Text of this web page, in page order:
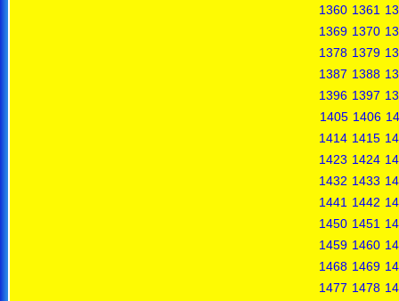
1360 1361
1369 1370
1378 1379
1387 1388
1396 1397
1405 1406
1414 1415
1423 1424
1432 1433
1441 1442
1450 1451
1459 1460
1468 1469
1477 1478